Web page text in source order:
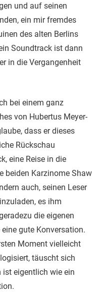
und auf seinen
ein mir fremdes
des alten Berlins
Soundtrack ist dann
in die Vergangenheit
bei einem ganz
von Hubertus Meyer-
dass er dieses
Rückschau
eine Reise in die
beiden Karzinome Shaw
auch, seinen Leser
es ihm
die eigenen
gute Konversation.
Moment vielleicht
täuscht sich
ist eigentlich wie ein